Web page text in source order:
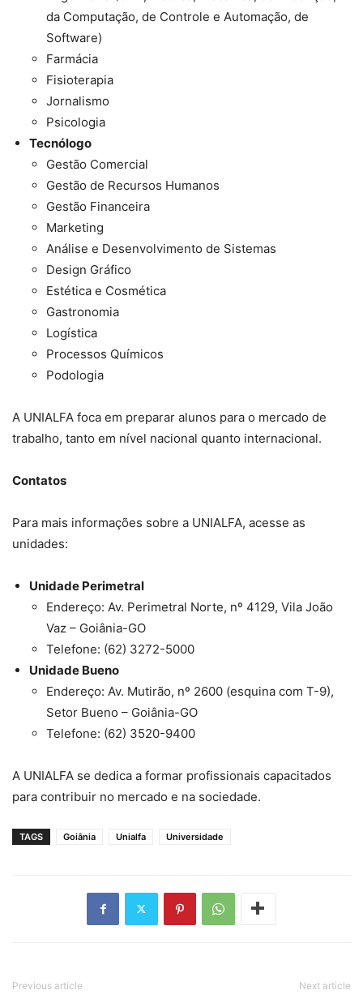
da Computação, de Controle e Automação, de
Software)
Farmácia
Fisioterapia
Jornalismo
Psicologia
Tecnólogo
Gestão Comercial
Gestão de Recursos Humanos
Gestão Financeira
Marketing
Análise e Desenvolvimento de Sistemas
Design Gráfico
Estética e Cosmética
Gastronomia
Logística
Processos Químicos
Podologia
A UNIALFA foca em preparar alunos para o mercado de
trabalho, tanto em nível nacional quanto internacional.
Contatos
Para mais informações sobre a UNIALFA, acesse as
unidades:
Unidade Perimetral
Endereço: Av. Perimetral Norte, nº 4129, Vila João
Vaz – Goiânia-GO
Telefone: (62) 3272-5000
Unidade Bueno
Endereço: Av. Mutirão, nº 2600 (esquina com T-9),
Setor Bueno – Goiânia-GO
Telefone: (62) 3520-9400
A UNIALFA se dedica a formar profissionais capacitados
para contribuir no mercado e na sociedade.
TAGS Goiânia Unialfa Universidade
Previous article Next article